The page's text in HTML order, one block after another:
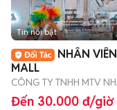
Tin nổi bật
NHÂN
MALL
CÔNG TY TNHH MTV
Đến 30.000 đ/giờ